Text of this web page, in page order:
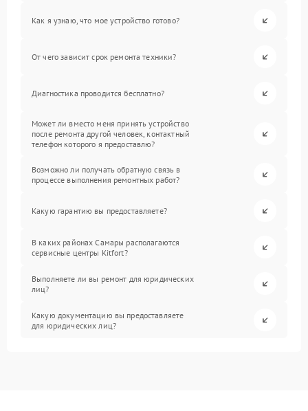
Как я узнаю, что мое устройство готово?
От чего зависит срок ремонта техники?
Диагностика проводится бесплатно?
Может ли вместо меня принять устройство
после ремонта другой человек, контактный
телефон которого я предоставлю?
Возможно ли получать обратную связь в
процессе выполнения ремонтных работ?
Какую гарантию вы предоставляете?
В каких районах Самары располагаются
сервисные центры Kitfort?
Выполняете ли вы ремонт для юридических
лиц?
Какую документацию вы предоставляете
для юридических лиц?